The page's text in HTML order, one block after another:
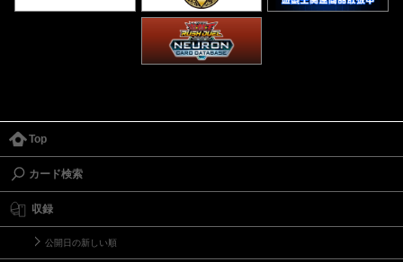
Top
カード検索
収録
公開日の新しい順